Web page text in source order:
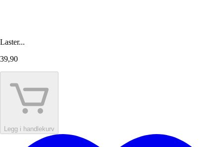
Laster...
39,90
Legg i handlekurv